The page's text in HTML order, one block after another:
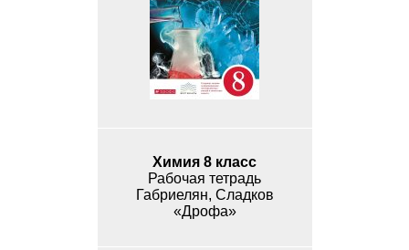
Химия 8 класс
Рабочая тетрадь
Габриелян, Сладков
«Дрофа»